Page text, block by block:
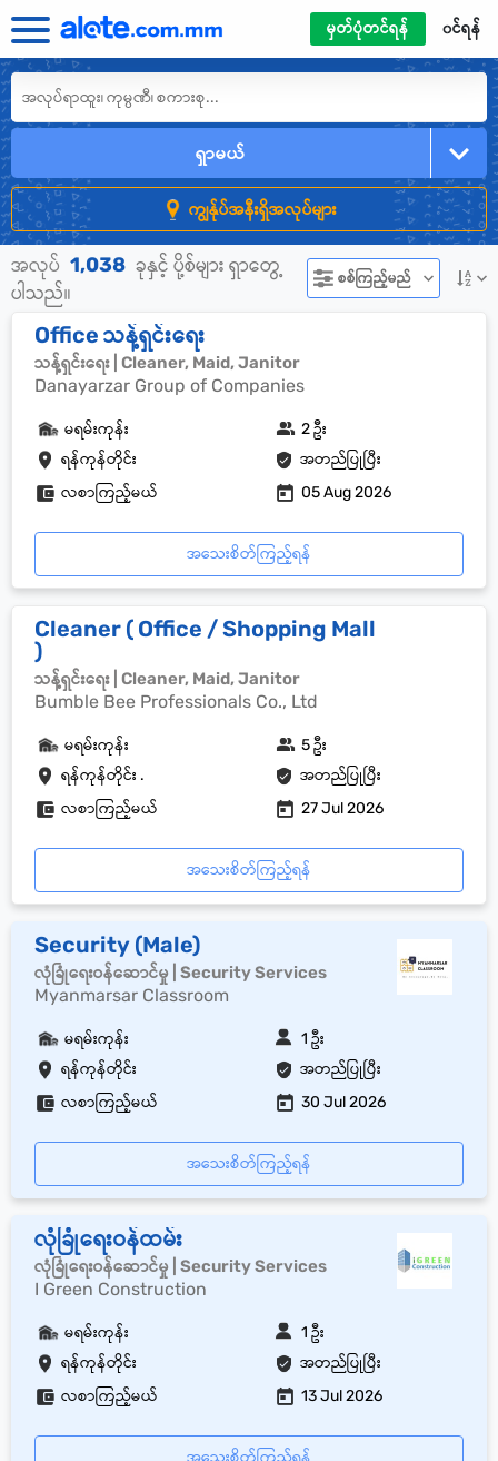
မှတ်ပုံတင်ရန် ၀င်ရန်
ရှာမယ်
ကျွန်ုပ်အနီးရှိအလုပ်များ
အလုပ် 1,038 ခုနှင့် ပို့စ်များ ရှာတွေ့
ပါသည်။
စစ်ကြည့်မည်
Office သန့်ရှင်းရေး
သန့်ရှင်းရေး | Cleaner, Maid, Janitor
Danayarzar Group of Companies
ရန်ကုန်တိုင်း အတည်ပြုပြီး
မရမ်းကုန်း 2 ဦး
လစာကြည့်မယ် 05 Aug 2026
အသေးစိတ်ကြည့်ရန်
Cleaner ( Office / Shopping Mall
)
သန့်ရှင်းရေး | Cleaner, Maid, Janitor
Bumble Bee Professionals Co., Ltd
ရန်ကုန်တိုင်း . အတည်ပြုပြီး
မရမ်းကုန်း 5 ဦး
လစာကြည့်မယ် 27 Jul 2026
အသေးစိတ်ကြည့်ရန်
Security (Male)
လုံခြုံရေးဝန်ဆောင်မှု | Security Services
Myanmarsar Classroom
ရန်ကုန်တိုင်း အတည်ပြုပြီး
မရမ်းကုန်း 1 ဦး
လစာကြည့်မယ် 30 Jul 2026
အသေးစိတ်ကြည့်ရန်
လုံခြုံရေးဝန်ထမ်း
လုံခြုံရေးဝန်ဆောင်မှု | Security Services
I Green Construction
ရန်ကုန်တိုင်း အတည်ပြုပြီး
မရမ်းကုန်း 1 ဦး
လစာကြည့်မယ် 13 Jul 2026
အသေးစိတ်ကြည့်ရန်